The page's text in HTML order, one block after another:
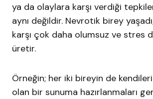
ya da olaylara karşı verdiği
aynı değildir. Nevrotik birey
karşı çok daha olumsuz ve stres
üretir.
Örneğin; her iki bireyin de
olan bir sunuma hazırlanmaları